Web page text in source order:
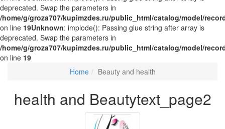
deprecated. Swap the parameters in
/home/g/groza707/kupimzdes.ru/public_html/catalog/model/
on line 19Unknown: implode(): Passing glue string after array is
deprecated. Swap the parameters in
/home/g/groza707/kupimzdes.ru/public_html/catalog/model/
on line 19
Home Beauty and health
health and Beautytext_page2